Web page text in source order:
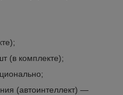
(в комплекте);
(автоинтеллект) ―